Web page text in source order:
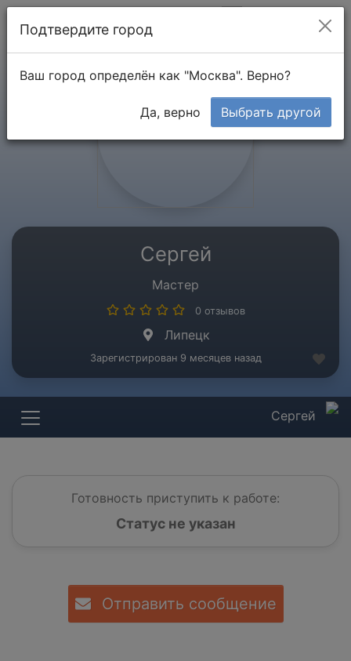
Сергей
Мастер
0 отзывов
Липецк
Зарегистрирован 9 месяцев назад
Сергей
Готовность приступить к работе:
Статус не указан
Отправить сообщение
Подтвердите город
Ваш город определён как "Москва". Верно?
Да, верно Выбрать другой